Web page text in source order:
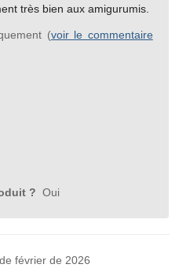
très bien aux amigurumis.
(voir le commentaire
? Oui
février de 2026